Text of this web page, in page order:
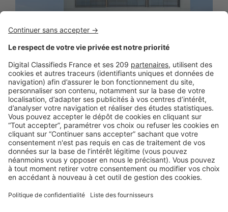
AU QUOTIDIEN
La photographie professionnelle : la
garantie d’un Mandat exclusif
Vous est-il déjà arrivé d’avoir le sentiment de proposer les
mêmes services que tous les agents immobiliers ...